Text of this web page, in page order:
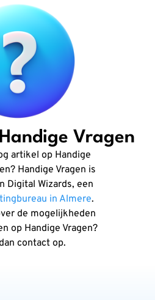
Vragen
artikel op Handige
Handige Vragen is
Digital Wizards, een
in Almere.
de mogelijkheden
op Handige Vragen?
contact op.